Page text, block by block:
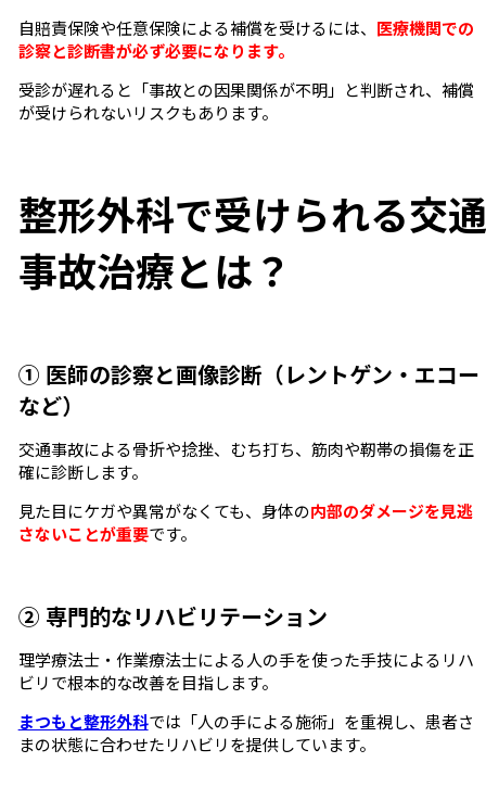
自賠責保険や任意保険による補償を受けるには、 医療機関での
診察と診断書が必ず必要になります。
受診が遅れると「事故との因果関係が不明」と判断され、補償
が受けられないリスクもあります。
整形外科で受けられる交通
事故治療とは？
① 医師の診察と画像診断（レントゲン・エコー
など）
交通事故による骨折や捻挫、むち打ち、筋肉や靭帯の損傷を正
確に診断します。
見た目にケガや異常がなくても、身体の内部のダメージを見逃
さないことが重要です。
② 専門的なリハビリテーション
理学療法士・作業療法士による人の手を使った手技によるリハ
ビリで根本的な改善を目指します。
まつもと整形外科では「人の手による施術」を重視し、患者さ
まの状態に合わせたリハビリを提供しています。